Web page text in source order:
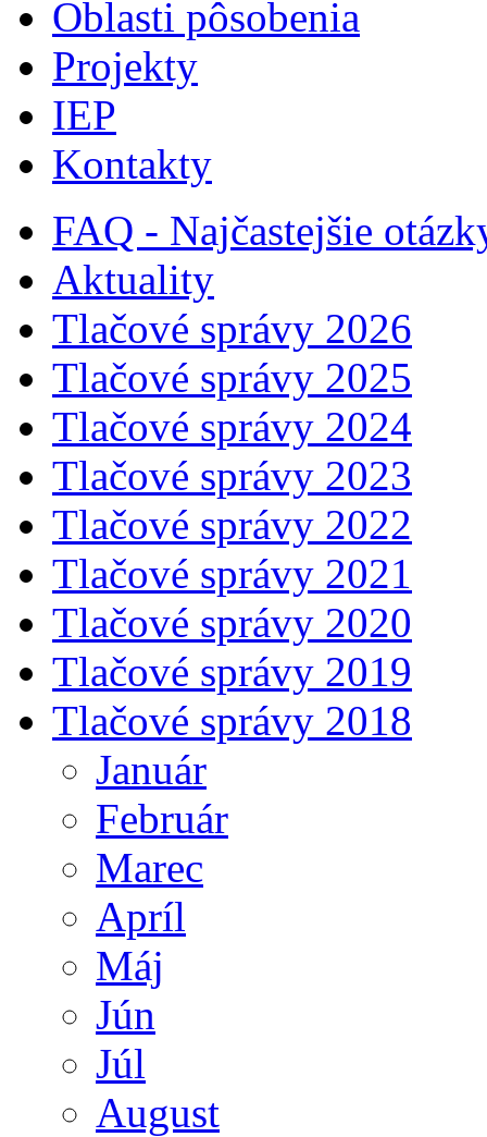
Oblasti pôsobenia
Projekty
IEP
Kontakty
FAQ - Najčastejšie
Aktuality
Tlačové správy 2026
Tlačové správy 2025
Tlačové správy 2024
Tlačové správy 2023
Tlačové správy 2022
Tlačové správy 2021
Tlačové správy 2020
Tlačové správy 2019
Tlačové správy 2018
Január
Február
Marec
Apríl
Máj
Jún
Júl
August